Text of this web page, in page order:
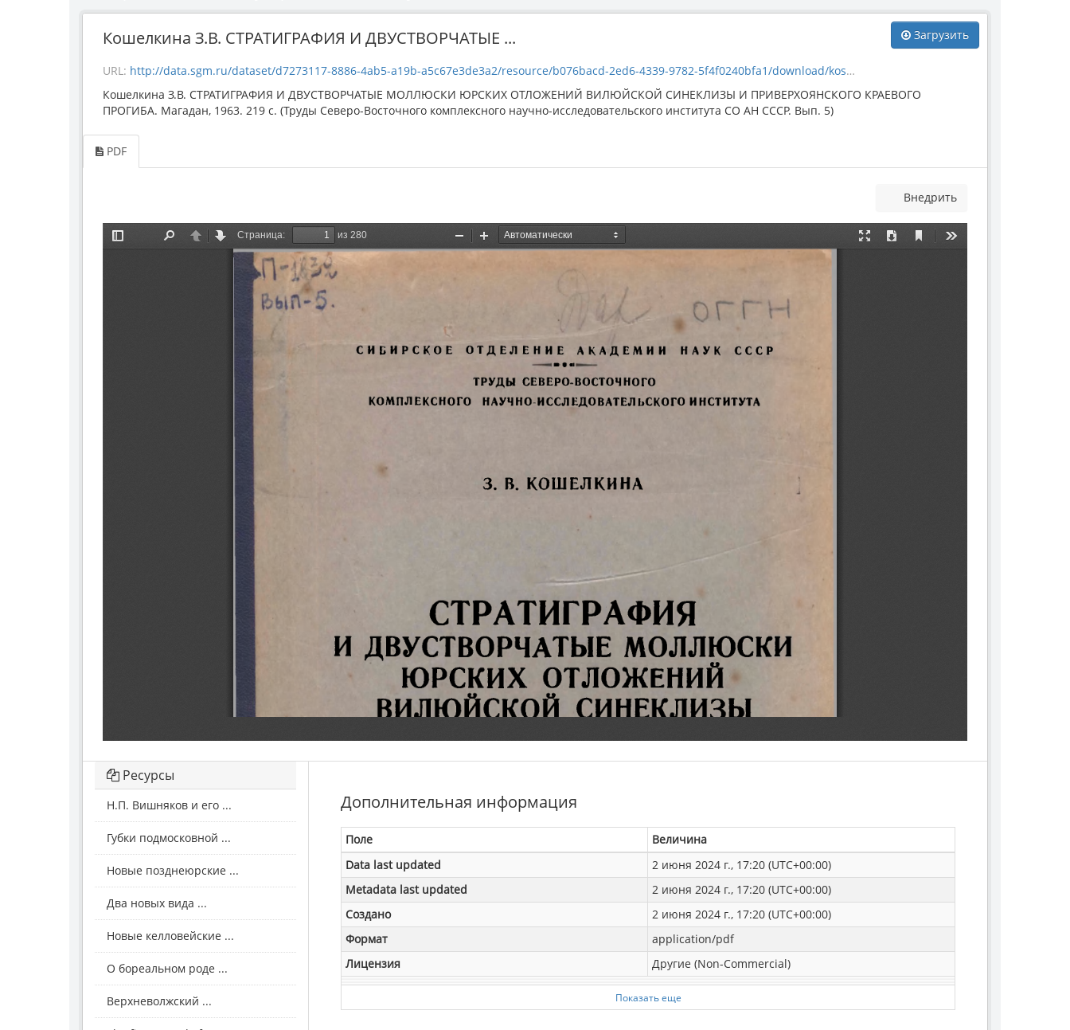
Загрузить
Кошелкина З.В. СТРАТИГРАФИЯ И ДВУСТВОРЧАТЫЕ ...
URL: http://data.sgm.ru/dataset/d7273117-8886-4ab5-a19b-a5c67e3de3a2/resource/b076bacd-2ed6-4339-9782-5f4f0240bfa1/download/koschelkina1963.pdf
Кошелкина З.В. СТРАТИГРАФИЯ И ДВУСТВОРЧАТЫЕ МОЛЛЮСКИ ЮРСКИХ ОТЛОЖЕНИЙ ВИЛЮЙСКОЙ СИНЕКЛИЗЫ И ПРИВЕРХОЯНСКОГО КРАЕВОГО
ПРОГИБА. Магадан, 1963. 219 с. (Труды Северо-Восточного комплексного научно-исследовательского института СО АН СССР. Вып. 5)
PDF
Внедрить
Дополнительная информация
Поле
Величина
Data last updated
2 июня 2024 г., 17:20 (UTC+00:00)
Metadata last updated
2 июня 2024 г., 17:20 (UTC+00:00)
Создано
2 июня 2024 г., 17:20 (UTC+00:00)
Формат
application/pdf
Лицензия
Другие (Non-Commercial)
Показать еще
Ресурсы
Н.П. Вишняков и его ...
Губки подмосковной ...
Новые позднеюрские ...
Два новых вида ...
Новые келловейские ...
О бореальном роде ...
Верхневолжский ...